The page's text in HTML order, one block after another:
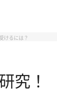
けるには？
究！